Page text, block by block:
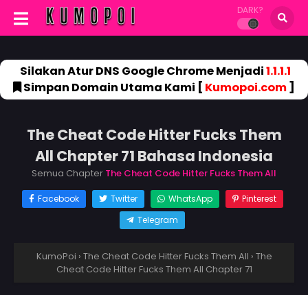
DARK?
Silakan Atur DNS Google Chrome Menjadi1.1.1.1
Simpan Domain Utama Kami [ Kumopoi.com]
The Cheat Code Hitter Fucks Them
All Chapter 71 Bahasa Indonesia
Semua Chapter The Cheat Code Hitter Fucks Them All
Facebook Twitter WhatsApp
Pinterest
Telegram
KumoPoi › The Cheat Code Hitter Fucks Them All › The
Cheat Code Hitter Fucks Them All Chapter 71